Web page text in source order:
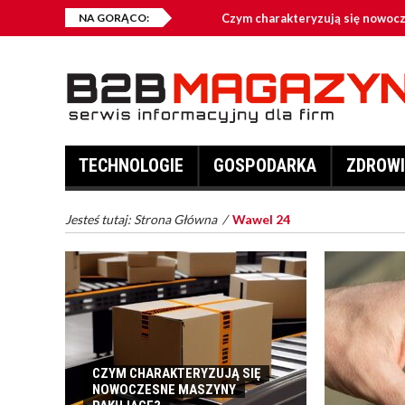
NA GORĄCO: Czym charakteryzują się
Kontenery na złom – kiedy warto
Co zalicza się do odzieży
Fotowoltaika – dlaczego jest
TECHNOLOGIE GOSPODARKA
Jesteś tutaj: Strona Główna /Wawel 24
CZYM CHARAKTERYZUJĄ SIĘ
NOWOCZESNE MASZYNY